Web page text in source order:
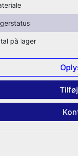
Materiale
Lagerstatus
Antal på lager